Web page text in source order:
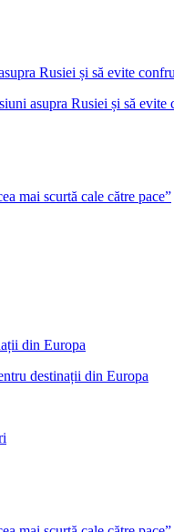
asupra Rusiei și să evite
mai scurtă cale către pace”
destinații din Europa